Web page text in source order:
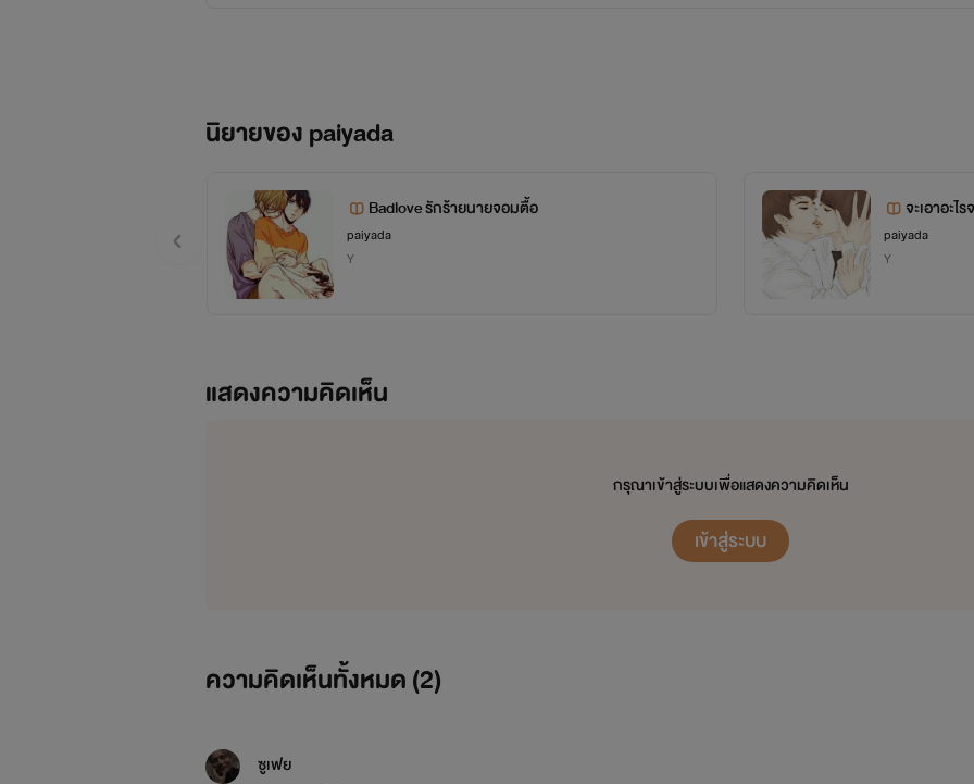
โซ: อื้อ. อื้อ อือ ยะ.อย่าทำกูเลยนะกูขอร้องล่ะ ..ม.มันเจ็บ
พีดี: อดทนหน่อยนะครับ
นิยายของ paiyada
Badlove รักร้ายนายจอมตื้อ
paiyada
Y
จะเอาอะไ
paiyada
Y
แสดงความคิดเห็น
กรุณาเข้าสู่ระบบเพื่อแสดงความคิดเห็น
เข้าสู่ระบบ
ความคิดเห็นทั้งหมด (2)
ซูเฟย